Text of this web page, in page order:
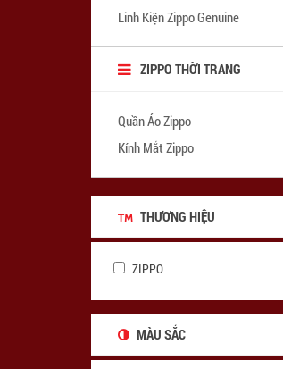
Linh Kiện Zippo Genuine
ZIPPO THỜI TRANG
Quần Áo Zippo
Kính Mắt Zippo
THƯƠNG HIỆU
ZIPPO
MÀU SẮC